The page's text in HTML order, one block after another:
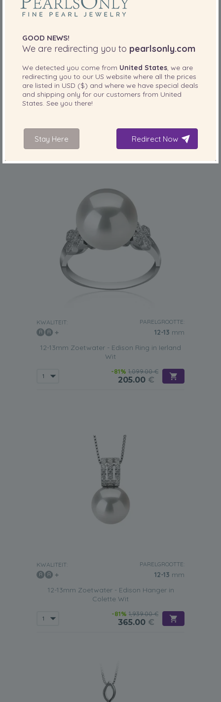
KWALITEIT: PARELGROOTTE:
12-13mm
12-13mm Zoetwater - Edison Ring in Alva Wit
-82%1,079.00 €
199.00€
KWALITEIT: PARELGROOTTE:
12-13 mm
12-13mm Zoetwater - Edison Ring in Ierland
Wit
-81% 1,099.00 €
205.00 €
KWALITEIT: PARELGROOTTE:
12-13 mm
12-13mm Zoetwater - Edison Hanger in
Colette Wit
-81% 1,939.00 €
365.00 €
GOOD NEWS!
We are redirecting you to pearlsonly.com
We detected you come from United States, we are
redirecting you to our US website where all the prices
are listed in USD ($) and where we have special deals
and shipping only for our customers from United
States. See you there!
Stay Here Redirect Now